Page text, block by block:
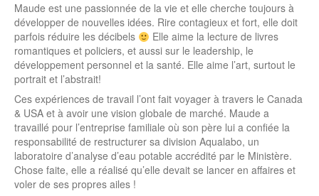
Maude est une passionnée de la vie et elle cherche toujours à
développer de nouvelles idées. Rire contagieux et fort, elle doit
parfois réduire les décibels
Elle aime la lecture de livres
romantiques et policiers, et aussi sur le leadership, le
développement personnel et la santé. Elle aime l’art, surtout le
portrait et l’abstrait!
Ces expériences de travail l’ont fait voyager à travers le Canada
& USA et à avoir une vision globale de marché. Maude a
travaillé pour l’entreprise familiale où son père lui a confiée la
responsabilité de restructurer sa division Aqualabo, un
laboratoire d’analyse d’eau potable accrédité par le Ministère.
Chose faite, elle a réalisé qu’elle devait se lancer en affaires et
voler de ses propres ailes !